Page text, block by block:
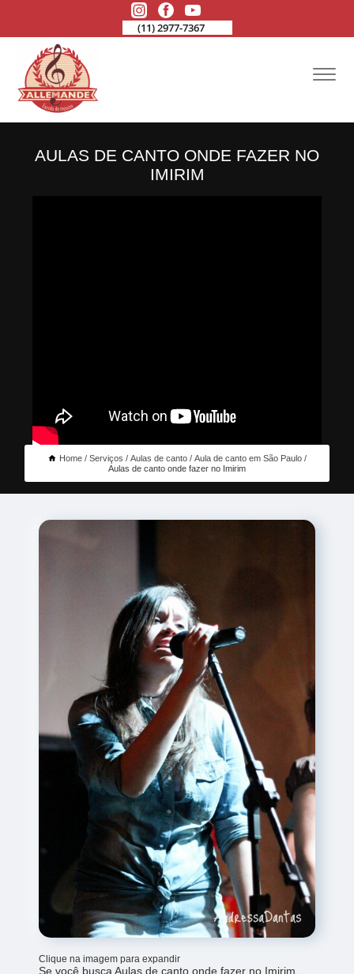
(11) 2977-7367
AULAS DE CANTO ONDE FAZER NO
IMIRIM
Home Serviços Aulas de canto
Aula de canto em São Paulo
Aulas de canto onde fazer no Imirim
Clique na imagem para expandir
Se você busca Aulas de canto onde fazer no Imirim,